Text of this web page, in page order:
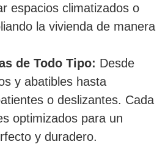
espacios climatizados o
la vivienda de manera
de Todo Tipo: Desde
y abatibles hasta
o deslizantes. Cada
optimizados para un
y duradero.